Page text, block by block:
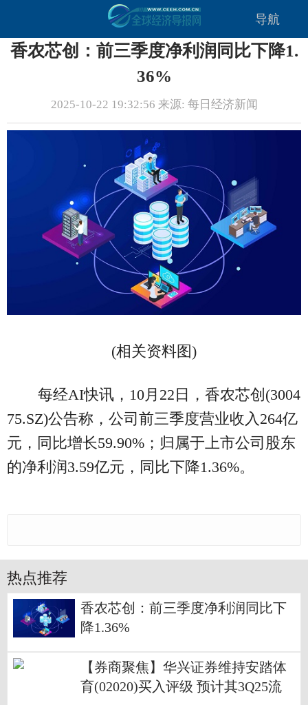
导航
香农芯创：前三季度净利润同比下降1.
36%
2025-10-22 19:32:56 来源: 每日经济新闻
(相关资料图)
每经AI快讯，10月22日，香农芯创(3004
75.SZ)公告称，公司前三季度营业收入264亿
元，同比增长59.90%；归属于上市公司股东
的净利润3.59亿元，同比下降1.36%。
热点推荐
香农芯创：前三季度净利润同比下
降1.36%
【券商聚焦】华兴证券维持安踏体
育(02020)买入评级 预计其3Q25流